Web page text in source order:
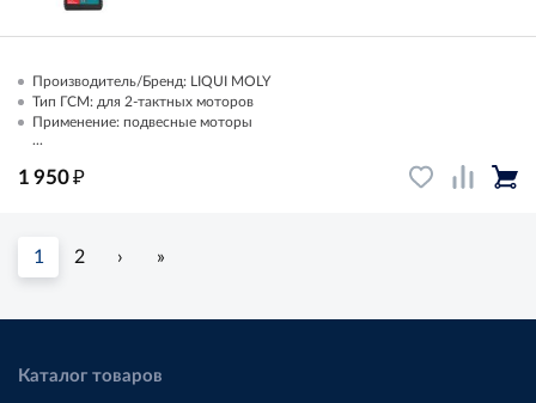
Производитель/Бренд: LIQUI MOLY
Тип ГСМ: для 2-тактных моторов
Применение: подвесные моторы
...
1 950₽
1 2 › »
Каталог товаров